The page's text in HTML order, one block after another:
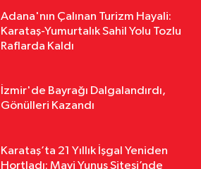
Adana'nın Çalınan Turizm Hayali:
Karataş-Yumurtalık Sahil Yolu Tozlu
Raflarda Kaldı
İzmir'de Bayrağı Dalgalandırdı,
Gönülleri Kazandı
Karataş’ta 21 Yıllık İşgal Yeniden
Hortladı: Mavi Yunus Sitesi’nde